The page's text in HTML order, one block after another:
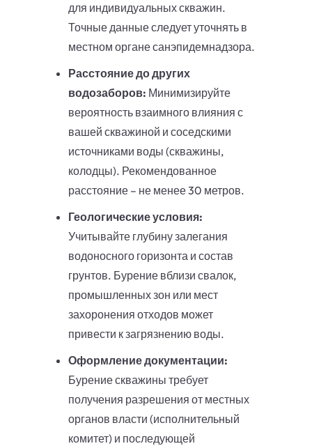
для индивидуальных скважин.
Точные данные следует уточнять в
местном органе санэпидемнадзора.
Расстояние до других
водозаборов: Минимизируйте
вероятность взаимного влияния с
вашей скважиной и соседскими
источниками воды (скважины,
колодцы). Рекомендованное
расстояние – не менее 30 метров.
Геологические условия:
Учитывайте глубину залегания
водоносного горизонта и состав
грунтов. Бурение вблизи свалок,
промышленных зон или мест
захоронения отходов может
привести к загрязнению воды.
Оформление документации:
Бурение скважины требует
получения разрешения от местных
органов власти (исполнительный
комитет) и последующей